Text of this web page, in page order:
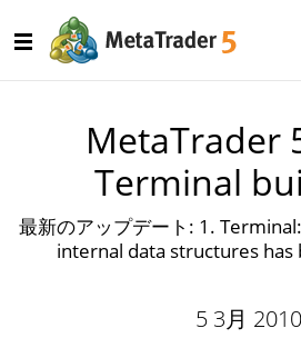
MetaTrader
Terminal
最新のアップデート: 1.
internal data structures has
5 3月 2010